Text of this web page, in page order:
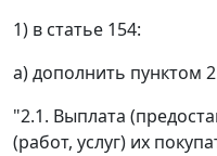
1) в статье 154:
а) дополнить пунктом
"2.1. Выплата
(работ, услуг) их